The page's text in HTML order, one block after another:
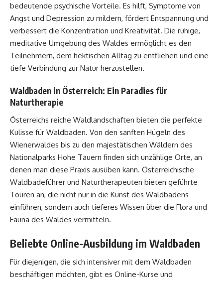
bedeutende psychische Vorteile. Es hilft, Symptome von
Angst und Depression zu mildern, fördert Entspannung und
verbessert die Konzentration und Kreativität. Die ruhige,
meditative Umgebung des Waldes ermöglicht es den
Teilnehmern, dem hektischen Alltag zu entfliehen und eine
tiefe Verbindung zur Natur herzustellen.
Waldbaden in Österreich: Ein Paradies für
Naturtherapie
Österreichs reiche Waldlandschaften bieten die perfekte
Kulisse für Waldbaden. Von den sanften Hügeln des
Wienerwaldes bis zu den majestätischen Wäldern des
Nationalparks Hohe Tauern finden sich unzählige Orte, an
denen man diese Praxis ausüben kann. Österreichische
Waldbadeführer und Naturtherapeuten bieten geführte
Touren an, die nicht nur in die Kunst des Waldbadens
einführen, sondern auch tieferes Wissen über die Flora und
Fauna des Waldes vermitteln.
Beliebte Online-Ausbildung im Waldbaden
Für diejenigen, die sich intensiver mit dem Waldbaden
beschäftigen möchten, gibt es Online-Kurse und